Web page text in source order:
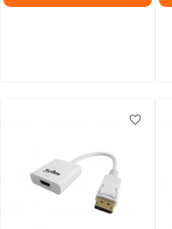
favorite_border
favorite_border